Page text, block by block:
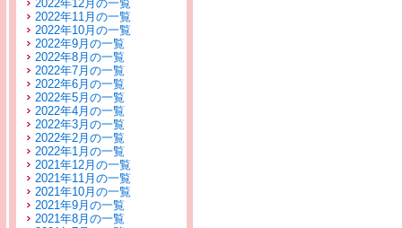
2022年12月の一覧
2022年11月の一覧
2022年10月の一覧
2022年9月の一覧
2022年8月の一覧
2022年7月の一覧
2022年6月の一覧
2022年5月の一覧
2022年4月の一覧
2022年3月の一覧
2022年2月の一覧
2022年1月の一覧
2021年12月の一覧
2021年11月の一覧
2021年10月の一覧
2021年9月の一覧
2021年8月の一覧